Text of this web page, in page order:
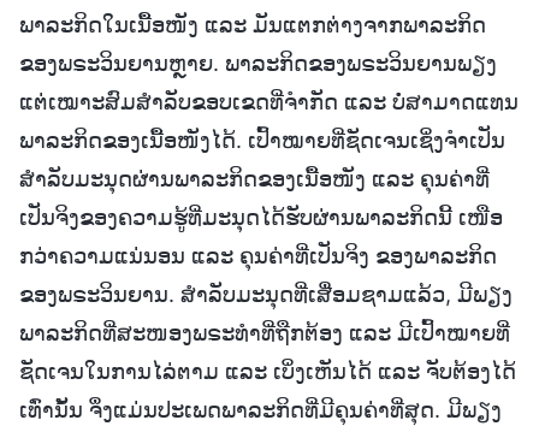
ພາລະກິດໃນເນື້ອໜັງ ແລະ ມັນແຕກຕ່າງຈາກພາລະກິດ
ຂອງພຣະວິນຍານຫຼາຍ. ພາລະກິດຂອງພຣະວິນຍານພຽງ
ແຕ່ເໝາະສົມສຳລັບຂອບເຂດທີ່ຈຳກັດ ແລະ ບໍ່ສາມາດແທນ
ພາລະກິດຂອງເນື້ອໜັງໄດ້. ເປົ້າໝາຍທີ່ຊັດເຈນເຊິ່ງຈຳເປັນ
ສຳລັບມະນຸດຜ່ານພາລະກິດຂອງເນື້ອໜັງ ແລະ ຄຸນຄ່າທີ່
ເປັນຈິງຂອງຄວາມຮູ້ທີ່ມະນຸດໄດ້ຮັບຜ່ານພາລະກິດນີ້ ເໜືອ
ກວ່າຄວາມແນ່ນອນ ແລະ ຄຸນຄ່າທີ່ເປັນຈິງ ຂອງພາລະກິດ
ຂອງພຣະວິນຍານ. ສຳລັບມະນຸດທີ່ເສື່ອມຊາມແລ້ວ, ມີພຽງ
ພາລະກິດທີ່ສະໜອງພຣະທຳທີ່ຖືກຕ້ອງ ແລະ ມີເປົ້າໝາຍທີ່
ຊັດເຈນໃນການໄລ່ຕາມ ແລະ ເບິ່ງເຫັນໄດ້ ແລະ ຈັບຕ້ອງໄດ້
ເທົ່ານັ້ນ ຈຶ່ງແມ່ນປະເພດພາລະກິດທີ່ມີຄຸນຄ່າທີ່ສຸດ. ມີພຽງ